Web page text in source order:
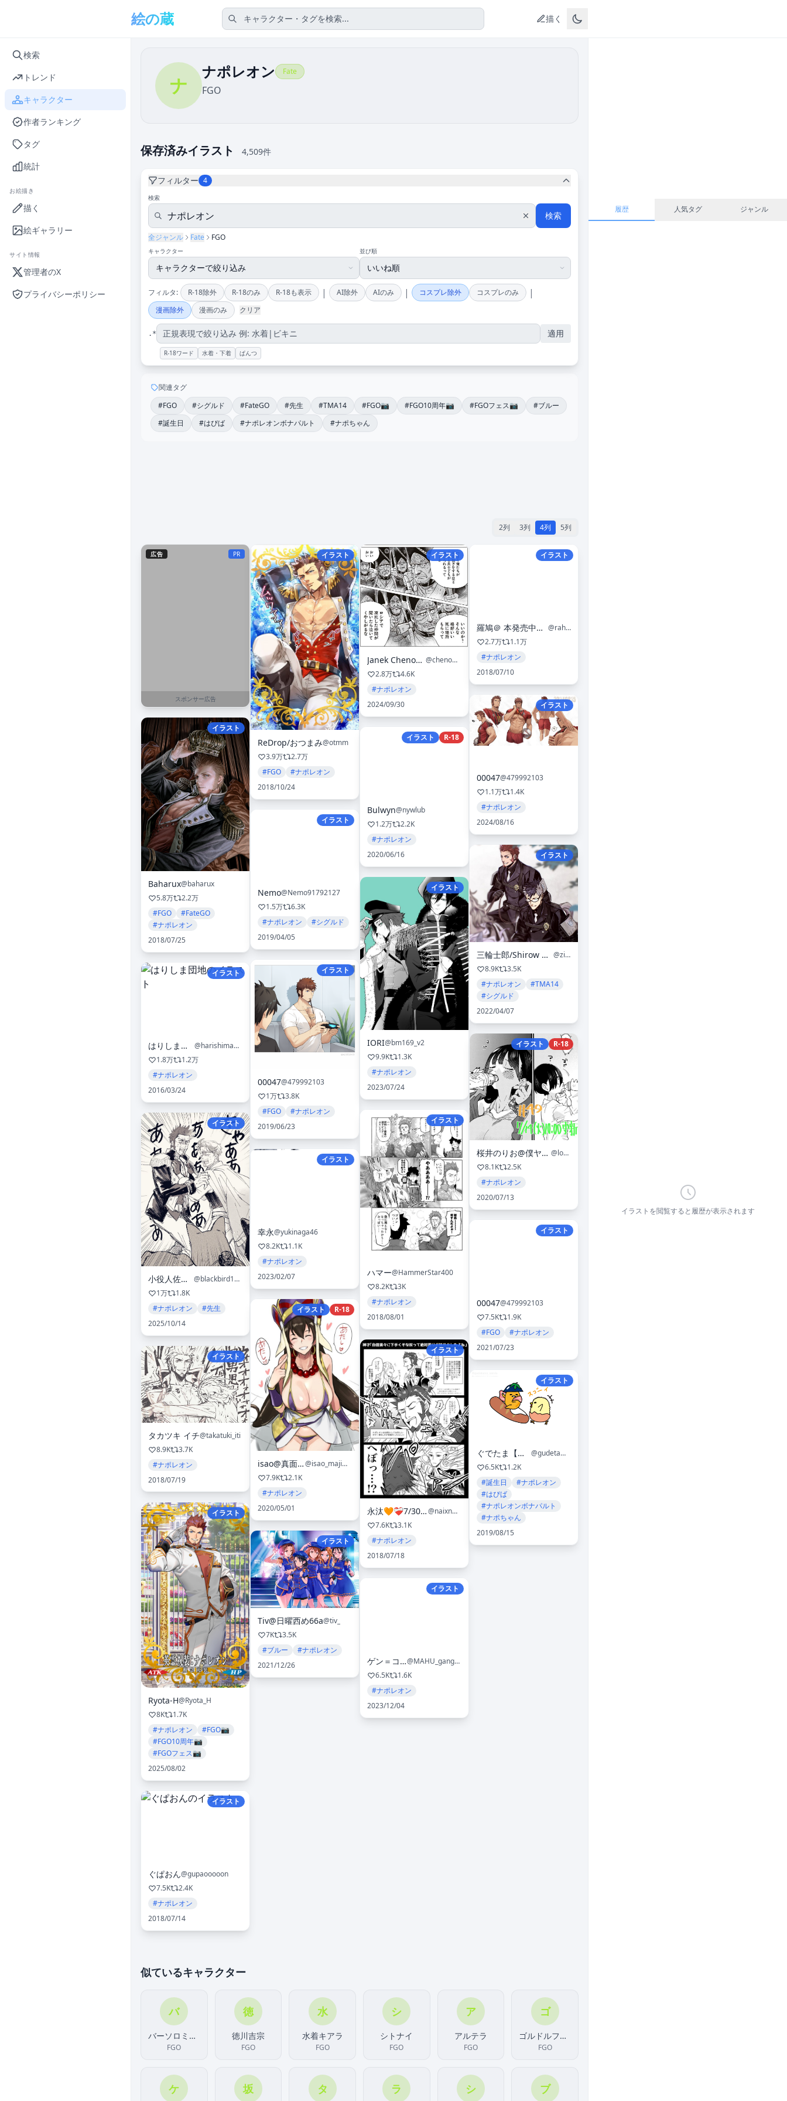
検索
トレンド
キャラクター
作者ランキング
タグ
統計
お絵描き
描く
絵ギャラリー
サイト情報
管理者のX
プライバシーポリシー
絵の蔵 描く
ナ
ナポレオン Fate
FGO
保存済みイラスト 4,509件
フィルター 4
検索
検索
全ジャンル Fate FGO
キャラクター 並び順
フィルタ: R-18除外 R-18のみ R-18も表示 | AI除外 AIのみ | コスプレ除外 コスプレのみ |
漫画除外 漫画のみ クリア
.* 適用
R-18ワード 水着・下着 ぱんつ
関連タグ
#FGO
#シグルド #FateGO #先生 #TMA14 #FGO📷 #FGO10周年📷 #FGOフェス📷
#ブルー
#誕生日
#はぴば #ナポレオンボナパルト #ナポちゃん
2列 3列 4列 5列
広告 PR
スポンサー広告
イラスト
Baharux@baharux
5.8万
2.2万
#FGO
#FateGO
#ナポレオン
2018/07/25
イラスト
はりしま団地
@harishimasan
1.8万
1.2万
#ナポレオン
2016/03/24
イラスト
小役人佐久間
@blackbird1429
1万
1.8K
#ナポレオン
#先生
2025/10/14
イラスト
タカツキ イチ@takatuki_iti
8.9K
3.7K
#ナポレオン
2018/07/19
イラスト
Ryota-H@Ryota_H
8K
1.7K
#ナポレオン
#FGO📷
#FGO10周年📷
#FGOフェス📷
2025/08/02
イラスト
ぐぱおん@gupaooooon
7.5K
2.4K
#ナポレオン
2018/07/14
イラスト
ReDrop/おつまみ@otmm
3.9万
2.7万
#FGO
#ナポレオン
2018/10/24
イラスト
Nemo@Nemo91792127
1.5万
6.3K
#ナポレオン
#シグルド
2019/04/05
イラスト
00047@479992103
1万
3.8K
#FGO
#ナポレオン
2019/06/23
イラスト
幸永@yukinaga46
8.2K
1.1K
#ナポレオン
2023/02/07
イラスト R-18
isao@真面目屋
@isao_majimeya
7.9K
2.1K
#ナポレオン
2020/05/01
イラスト
Tiv@日曜西め66a@tiv_
7K
3.5K
#ブルー
#ナポレオン
2021/12/26
イラスト
Janek Chenowski
@chenowski
2.8万
4.6K
#ナポレオン
2024/09/30
イラスト R-18
Bulwyn@nywlub
1.2万
2.2K
#ナポレオン
2020/06/16
イラスト
IORI@bm169_v2
9.9K
1.3K
#ナポレオン
2023/07/24
イラスト
ハマー@HammerStar400
8.2K
3K
#ナポレオン
2018/08/01
イラスト
永汰🧡❤️‍🩹7/30閃華
@naixnai15
7.6K
3.1K
#ナポレオン
2018/07/18
イラスト
ゲン＝コウ
@MAHU_gangan
6.5K
1.6K
#ナポレオン
2023/12/04
イラスト
羅鳩＠ 本発売中！！！！！！！！
@rahato190
2.7万
1.1万
#ナポレオン
2018/07/10
イラスト
00047@479992103
1.1万
1.4K
#ナポレオン
2024/08/16
イラスト
三輪士郎/Shirow Miwa
@zi38
8.9K
3.5K
#ナポレオン
#TMA14
#シグルド
2022/04/07
イラスト R-18
桜井のりお@僕ヤバ13巻1/8発売＆劇場版2/13公開
@lovely_pig328
8.1K
2.5K
#ナポレオン
2020/07/13
イラスト
00047@479992103
7.5K
1.9K
#FGO
#ナポレオン
2021/07/23
イラスト
ぐでたま【公式】🍥🕙
@gudetama_sanrio
6.5K
1.2K
#誕生日
#ナポレオン
#はぴば
#ナポレオンボナパルト
#ナポちゃん
2019/08/15
似ているキャラクター
バ
バーソロミュー
FGO
徳
徳川吉宗
FGO
水
水着キアラ
FGO
シ
シトナイ
FGO
ア
アルテラ
FGO
ゴ
ゴルドルフ・ムジーク
FGO
ケ 坂 タ ラ シ ブ
履歴 人気タグ ジャンル
イラストを閲覧すると履歴が表示されます